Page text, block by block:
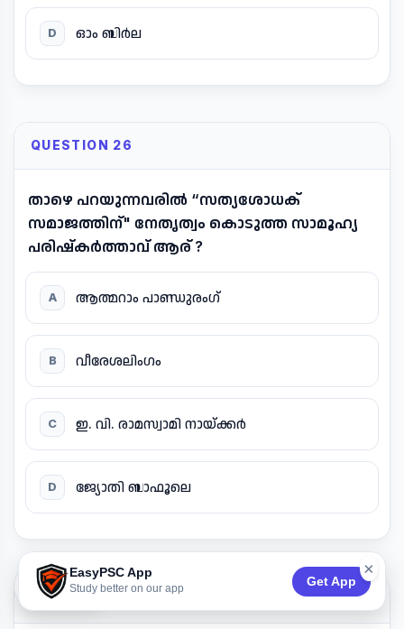
EasyPSC App
Study better on our app
Get App
×
74:53
D ഓം ബിർല
QUESTION 26
താഴെ പറയുന്നവരിൽ “സത്യശോധക്
സമാജത്തിന്" നേതൃത്വം കൊടുത്ത സാമൂഹ്യ
പരിഷ്കർത്താവ് ആര് ?
A ആത്മറാം പാണ്ഡുരംഗ്
B വീരേശലിംഗം
C ഇ. വി. രാമസ്വാമി നായ്ക്കർ
D ജ്യോതി ബാഫൂലെ
QUESTION 27